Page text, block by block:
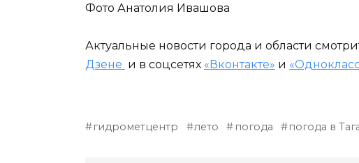
Фото Анатолия Ивашова
Актуальные новости города и области
Дзене и в соцсетях «Вконтакте» и
гидрометцентр лето погода погода в